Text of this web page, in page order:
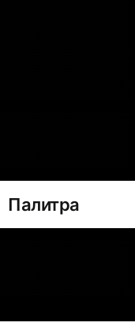
Палитра